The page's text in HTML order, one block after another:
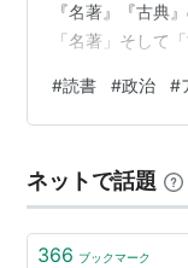
『名著』『古典
「名著」そして
mosakusha.com
ット 訳=鈴木靖
靖之 序1 労働運
接行動4 新社会 …
#読書 #政治 #
ネットで話題
366 ブックマーク